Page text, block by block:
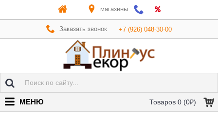
магазины
Заказать звонок +7 (926) 048-30-00
Товаров 0 (0₽)
МЕНЮ